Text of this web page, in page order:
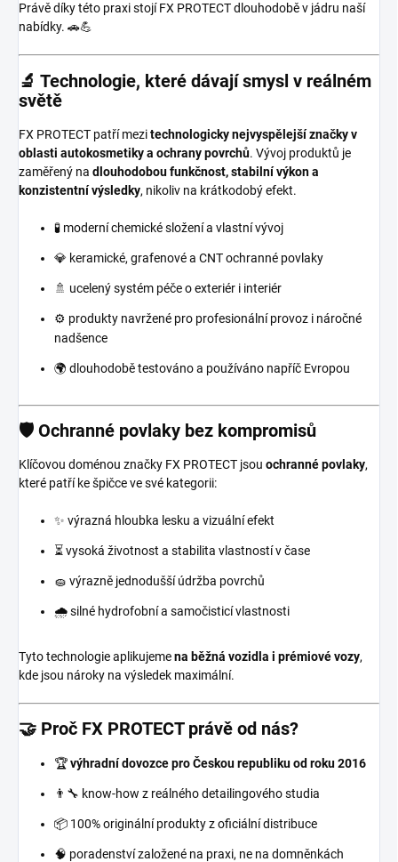
Právě díky této praxi stojí FX PROTECT dlouhodobě v jádru naší
nabídky. 🚗💪
🔬 Technologie, které dávají smysl v reálném
světě
FX PROTECT patří mezitechnologicky nejvyspělejší značky v
oblasti autokosmetiky a ochrany povrchů. Vývoj produktů je
zaměřený na dlouhodobou funkčnost, stabilní výkon a
konzistentní výsledky, nikoliv na krátkodobý efekt.
🧪 moderní chemické složení a vlastní vývoj
💎 keramické, grafenové a CNT ochranné povlaky
🚿 ucelený systém péče o exteriér i interiér
⚙️ produkty navržené pro profesionální provoz i náročné
nadšence
🌍 dlouhodobě testováno a používáno napříč Evropou
🛡️ Ochranné povlaky bez kompromisů
Klíčovou doménou značky FX PROTECT jsou ochranné povlaky,
které patří ke špičce ve své kategorii:
✨ výrazná hloubka lesku a vizuální efekt
⏳ vysoká životnost a stabilita vlastností v čase
🧽 výrazně jednodušší údržba povrchů
🌧️ silné hydrofobní a samočisticí vlastnosti
Tyto technologie aplikujemena běžná vozidla i prémiové vozy,
kde jsou nároky na výsledek maximální.
🤝 Proč FX PROTECT právě od nás?
🏆výhradní dovozce pro Českou republiku od roku 2016
👨‍🔧 know-how z reálného detailingového studia
📦 100% originální produkty z oficiální distribuce
🧠 poradenství založené na praxi, ne na domněnkách